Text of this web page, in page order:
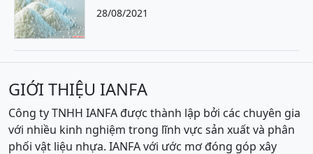
28/08/2021
GIỚI THIỆU IANFA
Công ty TNHH IANFA được thành lập bởi các chuyên gia
với nhiều kinh nghiệm trong lĩnh vực sản xuất và phân
phối vật liệu nhựa. IANFA với ước mơ đóng góp xây